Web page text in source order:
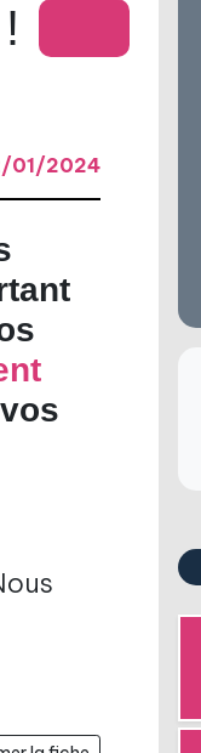
01/2024